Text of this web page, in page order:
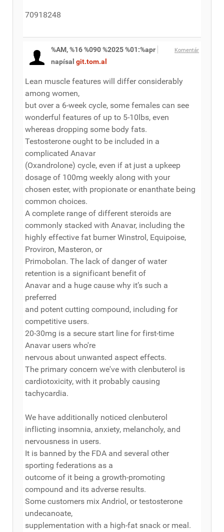
70918248
Komentár
%AM, %16 %090 %2025 %01:%apr
napísal git.tom.al
Lean muscle features will differ considerably
among women,
but over a 6-week cycle, some females can see
wonderful features of up to 5-10lbs, even
whereas dropping some body fats.
Testosterone ought to be included in a
complicated Anavar
(Oxandrolone) cycle, even if at just a upkeep
dosage of 100mg weekly along with your
chosen ester, with propionate or enanthate being
common choices.
A complete range of different steroids are
commonly stacked with Anavar, including the
highly effective fat burner Winstrol, Equipoise,
Proviron, Masteron, or
Primobolan. The lack of danger of water
retention is a significant benefit of
Anavar and a huge cause why it’s such a
preferred
and potent cutting compound, including for
competitive users.
20-30mg is a secure start line for first-time
Anavar users who're
nervous about unwanted aspect effects.
The primary concern we've with clenbuterol is
cardiotoxicity, with it probably causing
tachycardia.
We have additionally noticed clenbuterol
inflicting insomnia, anxiety, melancholy, and
nervousness in users.
It is banned by the FDA and several other
sporting federations as a
outcome of it being a growth-promoting
compound and its adverse results.
Some customers mix Andriol, or testosterone
undecanoate,
supplementation with a high-fat snack or meal.